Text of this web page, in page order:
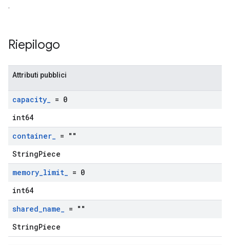
.
Riepilogo
Attributi pubblici
capacity_ = 0
int64
container_ = ""
StringPiece
memory_limit_ = 0
int64
shared_name_ = ""
StringPiece